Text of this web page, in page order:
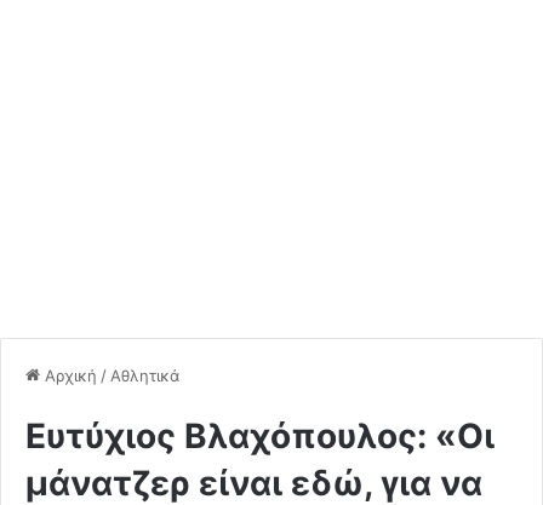
Αρχική / Αθλητικά
Ευτύχιος Βλαχόπουλος: «Οι
μάνατζερ είναι εδώ, για να